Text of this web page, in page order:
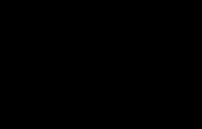
votre agence
au cœur de nos
et attentive pour